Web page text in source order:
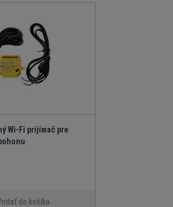
Wi-Fi prijímač pre
do košíka